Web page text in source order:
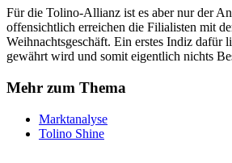
Für die Tolino-Allianz ist es aber nur der
offensichtlich erreichen die Filialisten mit
Weihnachtsgeschäft. Ein erstes Indiz dafür
gewährt wird und somit eigentlich nichts
Mehr zum Thema
Marktanalyse
Tolino Shine